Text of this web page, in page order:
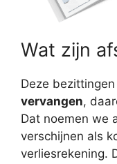
Wat zijn
Deze
vervangen,
Dat noemen we
verschijnen als
verliesrekening.